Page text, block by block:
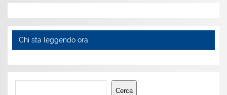
Chi sta leggendo ora
Cerca
Cerca